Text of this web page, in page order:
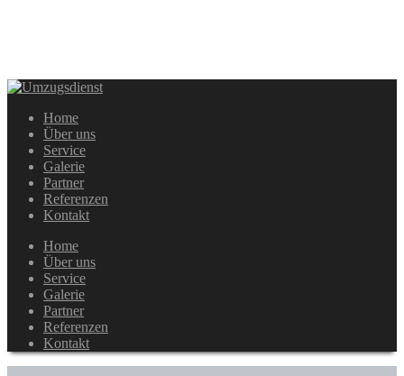
Home
Über uns
Service
Galerie
Partner
Referenzen
Kontakt
Home
Über uns
Service
Galerie
Partner
Referenzen
Kontakt